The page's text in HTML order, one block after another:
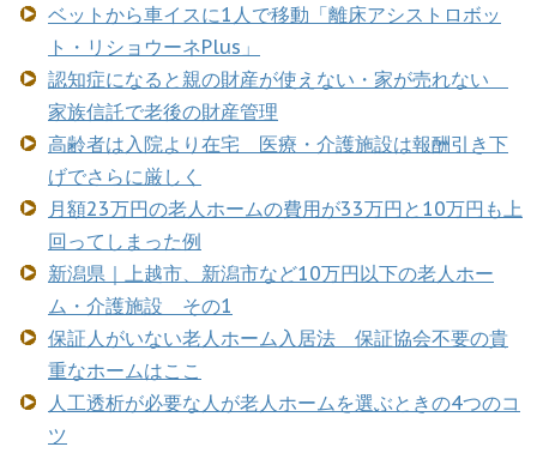
ベットから車イスに1人で移動「離床アシストロボッ
ト・リショウーネPlus」
認知症になると親の財産が使えない・家が売れない
家族信託で老後の財産管理
高齢者は入院より在宅 医療・介護施設は報酬引き下
げでさらに厳しく
月額23万円の老人ホームの費用が33万円と10万円も上
回ってしまった例
新潟県｜上越市、新潟市など10万円以下の老人ホー
ム・介護施設 その1
保証人がいない老人ホーム入居法 保証協会不要の貴
重なホームはここ
人工透析が必要な人が老人ホームを選ぶときの4つのコ
ツ